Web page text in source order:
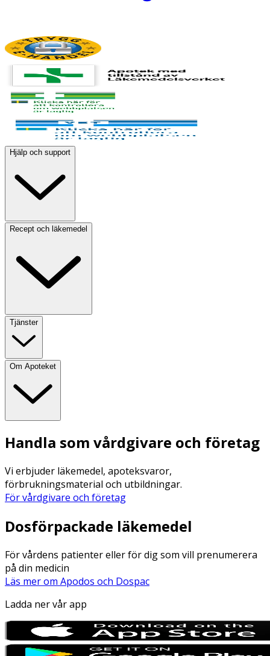
Hjälp och support
Recept och läkemedel
Tjänster
Om Apoteket
Handla som vårdgivare och företag
Vi erbjuder läkemedel, apoteksvaror,
förbrukningsmaterial och utbildningar.
För vårdgivare och företag
Dosförpackade läkemedel
För vårdens patienter eller för dig som vill prenumerera
på din medicin
Läs mer om Apodos och Dospac
Ladda ner vår app